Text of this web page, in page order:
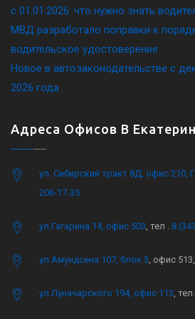
c 01.01.2026: что нужно знать
МВД разработало поправки к
водительское удостоверение
Новое в автозаконодательстве с
2026 года
Адреса Офисов В
ул. Сибирский тракт 8Д, офис 210,
206-17-35
ул.Гагарина 14, офис 503, тел . 8
ул.Амундсена 107, блок 3, офис
ул.Луначарского 194, офис 113, тел.